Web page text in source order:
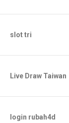
slot tri
Live Draw Taiwan
login rubah4d